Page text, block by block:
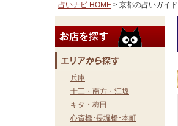
占いナビ HOME > 京都の占いガイド
兵庫
十三・南方・江坂
キタ・梅田
心斎橋･長堀橋･本町